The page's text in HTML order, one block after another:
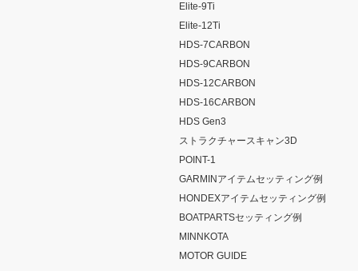
Elite-9Ti
Elite-12Ti
HDS-7CARBON
HDS-9CARBON
HDS-12CARBON
HDS-16CARBON
HDS Gen3
ストラクチャースキャン3D
POINT-1
GARMINアイテムセッティング例
HONDEXアイテムセッティング例
BOATPARTSセッティング例
MINNKOTA
MOTOR GUIDE